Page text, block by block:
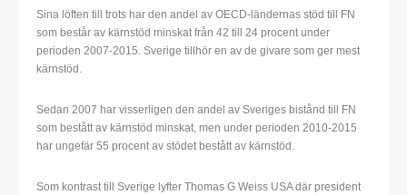
Sina löften till trots har den andel av OECD-ländernas stöd till FN
som består av kärnstöd minskat från 42 till 24 procent under
perioden 2007-2015. Sverige tillhör en av de givare som ger mest
kärnstöd.
Sedan 2007 har visserligen den andel av Sveriges bistånd till FN
som bestått av kärnstöd minskat, men under perioden 2010-2015
har ungefär 55 procent av stödet bestått av kärnstöd.
Som kontrast till Sverige lyfter Thomas G Weiss USA där president